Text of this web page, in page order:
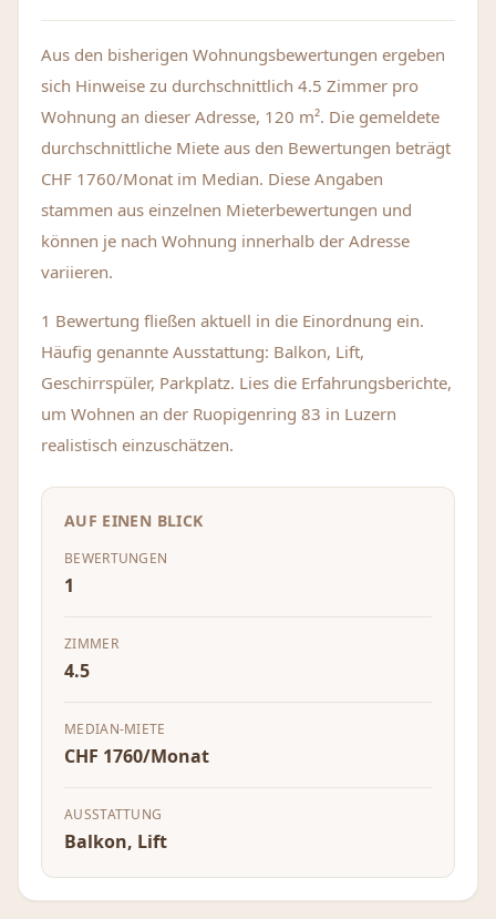
Aus den bisherigen Wohnungsbewertungen ergeben
sich Hinweise zu durchschnittlich 4.5 Zimmer pro
Wohnung an dieser Adresse, 120 m². Die gemeldete
durchschnittliche Miete aus den Bewertungen beträgt
CHF 1760/Monat im Median. Diese Angaben
stammen aus einzelnen Mieterbewertungen und
können je nach Wohnung innerhalb der Adresse
variieren.
1 Bewertung fließen aktuell in die Einordnung ein.
Häufig genannte Ausstattung: Balkon, Lift,
Geschirrspüler, Parkplatz. Lies die Erfahrungsberichte,
um Wohnen an der Ruopigenring 83 in Luzern
realistisch einzuschätzen.
AUF EINEN BLICK
BEWERTUNGEN
1
ZIMMER
4.5
MEDIAN-MIETE
CHF 1760/Monat
AUSSTATTUNG
Balkon, Lift